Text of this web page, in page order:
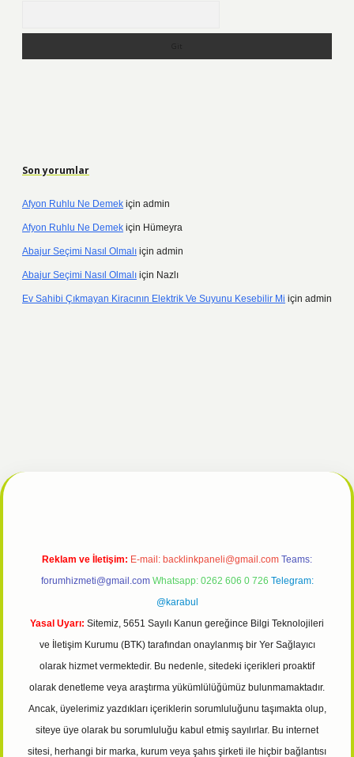
Son yorumlar
Afyon Ruhlu Ne Demek için admin
Afyon Ruhlu Ne Demek için Hümeyra
Abajur Seçimi Nasıl Olmalı için admin
Abajur Seçimi Nasıl Olmalı için Nazlı
Ev Sahibi Çıkmayan Kiracının Elektrik Ve Suyunu Kesebilir Mi için admin
giriş
Reklam ve İletişim: E-mail: backlinkpaneli@gmail.com Teams:
forumhizmeti@gmail.com Whatsapp: 0262 606 0 726 Telegram:
@karabul
Yasal Uyarı: Sitemiz, 5651 Sayılı Kanun gereğince Bilgi Teknolojileri
ve İletişim Kurumu (BTK) tarafından onaylanmış bir Yer Sağlayıcı
olarak hizmet vermektedir. Bu nedenle, sitedeki içerikleri proaktif
olarak denetleme veya araştırma yükümlülüğümüz bulunmamaktadır.
Ancak, üyelerimiz yazdıkları içeriklerin sorumluluğunu taşımakta olup,
siteye üye olarak bu sorumluluğu kabul etmiş sayılırlar. Bu internet
sitesi, herhangi bir marka, kurum veya şahıs şirketi ile hiçbir bağlantısı